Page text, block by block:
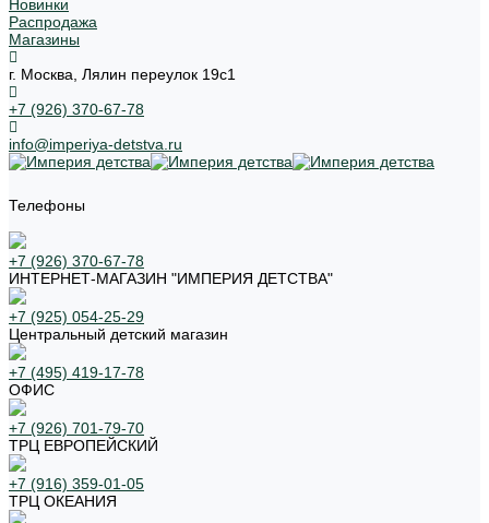
Новинки
Распродажа
Магазины
г. Москва, Лялин переулок 19с1
+7 (926) 370-67-78
info@imperiya-detstva.ru
Телефоны
+7 (926) 370-67-78
ИНТЕРНЕТ-МАГАЗИН "ИМПЕРИЯ ДЕТСТВА"
+7 (925) 054-25-29
Центральный детский магазин
+7 (495) 419-17-78
ОФИС
+7 (926) 701-79-70
ТРЦ ЕВРОПЕЙСКИЙ
+7 (916) 359-01-05
ТРЦ ОКЕАНИЯ